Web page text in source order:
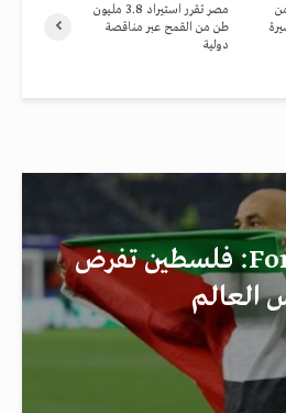
مصر تقرر استيراد 3.8 مليون
طن من القمح عبر مناقصة
دولية
Foreign Policy: فلسطين تفرض
العالم